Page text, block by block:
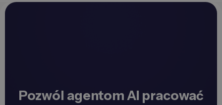
Pozwól agentom AI pracować